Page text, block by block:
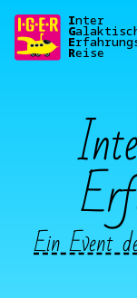
I
G
E
Reise
Infos/FAQ
Ein Event